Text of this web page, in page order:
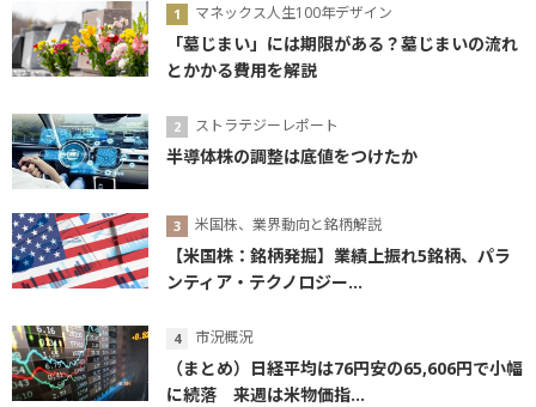
マネックス人生100年デザイン
「墓じまい」には期限がある？墓じまいの流れ
とかかる費用を解説
ストラテジーレポート
半導体株の調整は底値をつけたか
米国株、業界動向と銘柄解説
【米国株：銘柄発掘】業績上振れ5銘柄、パラ
ンティア・テクノロジー...
市況概況
（まとめ）日経平均は76円安の65,606円で小幅
に続落 来週は米物価指...